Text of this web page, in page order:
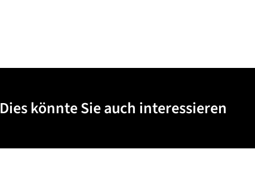
Dies könnte Sie auch interessieren